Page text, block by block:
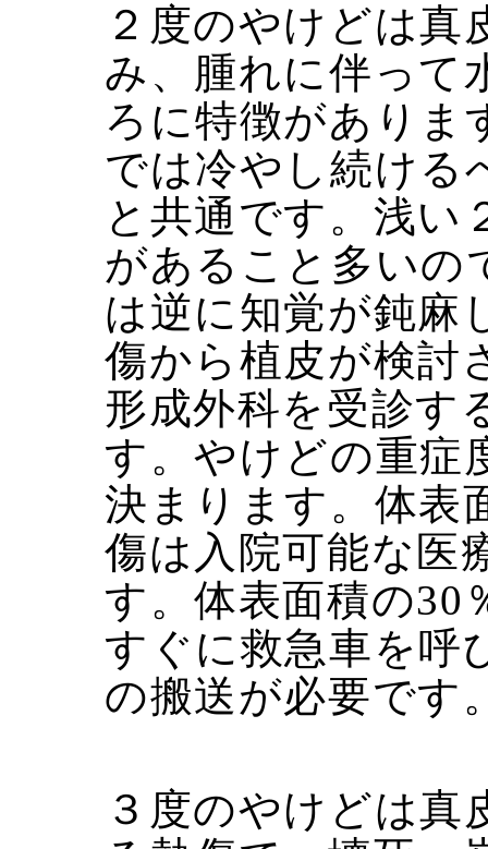
２度のやけどは真
み、腫れに伴って
ろに特徴がありま
では冷やし続ける
と共通です。浅い
があること多いの
は逆に知覚が鈍麻
傷から植皮が検討
形成外科を受診す
す。やけどの重症
決まります。体表
傷は入院可能な医
す。体表面積の30
すぐに救急車を呼
の搬送が必要です
３度のやけどは真